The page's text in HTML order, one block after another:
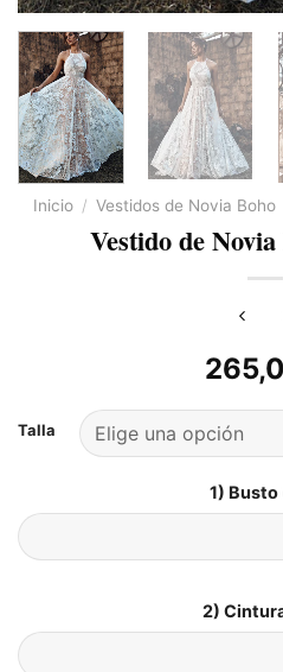
Inicio / Vestidos de Novia Boho
Vestido de
Talla
1) Busto
2)